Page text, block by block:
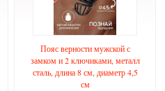
Пояс верности мужской с
замком и 2 ключиками, металл
сталь, длина 8 см, диаметр 4,5
см